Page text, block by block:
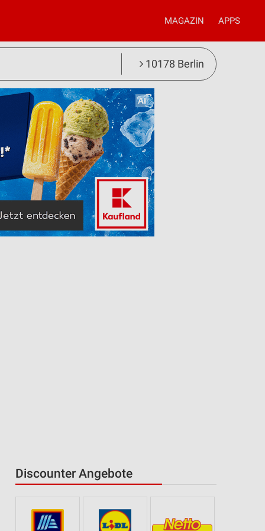
MAGAZIN APPS
10178 Berlin
Discounter Angebote